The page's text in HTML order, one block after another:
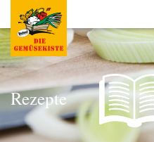
Rezepte